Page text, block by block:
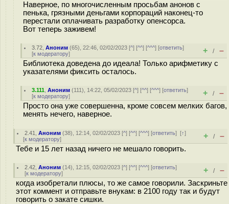
Наверное, по многочисленным просьбам анонов с
пенька, грязными деньгами корпораций наконец-то
перестали оплачивать разработку опенсорса.
Вот теперь заживем!
3.72 ,Аноним (65), 22:46, 02/02/2023 [^] [^^] [^^^] [ответить]
[к модератору] + / –
Библиотека доведена до идеала! Только арифметику с
указателями фиксить осталось.
3.111 ,Аноним (111), 14:22, 05/02/2023 [^] [^^] [^^^] [ответить]
[к модератору] + / –
Просто она уже совершенна, кроме совсем мелких багов,
менять нечего, наверное.
2.41 ,Аноним (38), 12:14, 02/02/2023 [^] [^^] [^^^] [ответить][↑]
[к модератору] + / –
Тебе и 15 лет назад ничего не мешало говорить.
2.42 ,Аноним (14), 12:15, 02/02/2023 [^] [^^] [^^^] [ответить]
[к модератору] + / –
когда изобретали плюсы, то же самое говорили. Заскриньте
этот коммент и отправьте внукам: в 2100 году так и будут
говорить о закате сишки.